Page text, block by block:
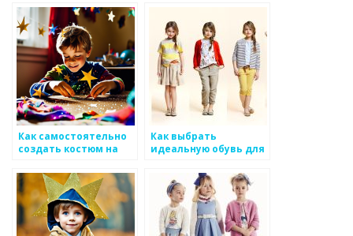
полезные советы от
экспертов
Как самостоятельно
создать костюм на
ребенка
Как выбрать
идеальную обувь для